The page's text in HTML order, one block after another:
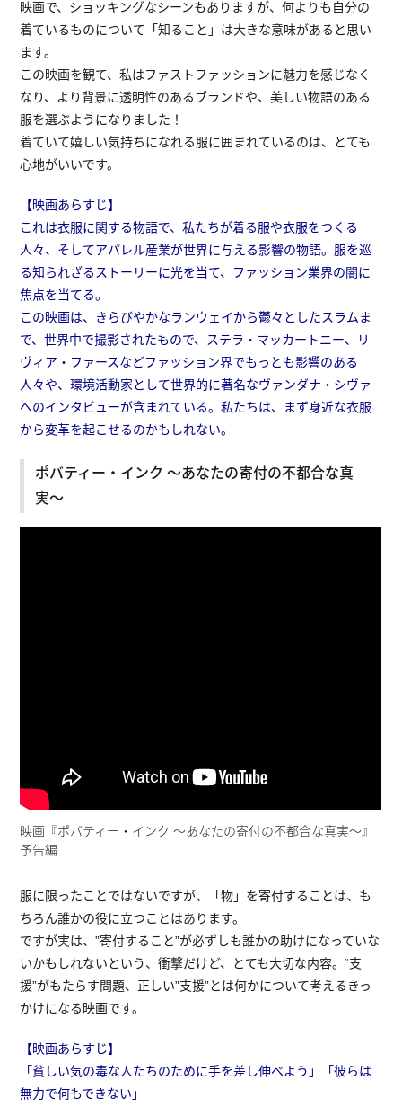
映画で、ショッキングなシーンもありますが、何よりも自分の
着ているものについて「知ること」は大きな意味があると思い
ます。
この映画を観て、私はファストファッションに魅力を感じなく
なり、より背景に透明性のあるブランドや、美しい物語のある
服を選ぶようになりました！
着ていて嬉しい気持ちになれる服に囲まれているのは、とても
心地がいいです。
【映画あらすじ】
これは衣服に関する物語で、私たちが着る服や衣服をつくる
人々、そしてアパレル産業が世界に与える影響の物語。服を巡
る知られざるストーリーに光を当て、ファッション業界の闇に
焦点を当てる。
この映画は、きらびやかなランウェイから鬱々としたスラムま
で、世界中で撮影されたもので、ステラ・マッカートニー、リ
ヴィア・ファースなどファッション界でもっとも影響のある
人々や、環境活動家として世界的に著名なヴァンダナ・シヴァ
へのインタビューが含まれている。私たちは、まず身近な衣服
から変革を起こせるのかもしれない。
ポバティー・インク 〜あなたの寄付の不都合な真
実〜
映画『ポバティー・インク 〜あなたの寄付の不都合な真実〜』
予告編
服に限ったことではないですが、「物」を寄付することは、も
ちろん誰かの役に立つことはあります。
ですが実は、”寄付すること”が必ずしも誰かの助けになっていな
いかもしれないという、衝撃だけど、とても大切な内容。“支
援”がもたらす問題、正しい”支援”とは何かについて考えるきっ
かけになる映画です。
【映画あらすじ】
​​「貧しい気の毒な人たちのために手を差し伸べよう」「彼らは
無力で何もできない」